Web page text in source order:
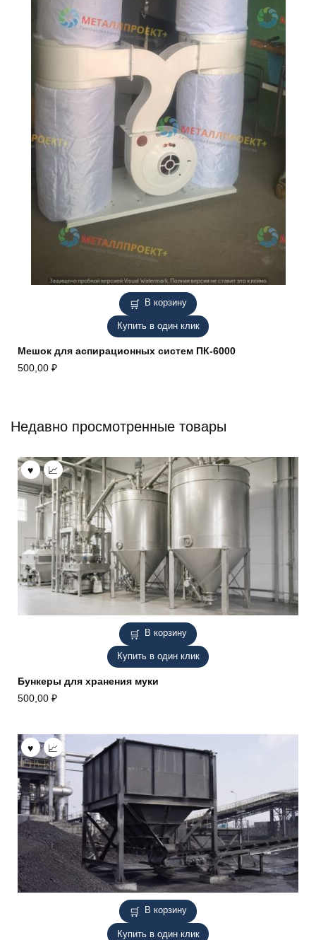
В корзину
Купить в один клик
Мешок для аспирационных систем ПК-6000
500,00 ₽
Недавно просмотренные товары
В корзину
Купить в один клик
Бункеры для хранения муки
500,00 ₽
В корзину
Купить в один клик